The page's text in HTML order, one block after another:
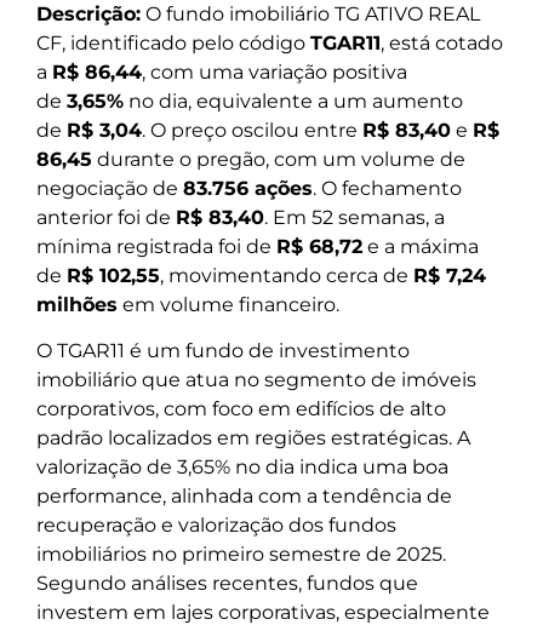
Descrição: O fundo imobiliário TG ATIVO REAL
CF, identificado pelo código TGAR11, está cotado
a R$ 86,44, com uma variação positiva
de 3,65% no dia, equivalente a um aumento
de R$ 3,04. O preço oscilou entre R$ 83,40 e R$
86,45 durante o pregão, com um volume de
negociação de 83.756 ações. O fechamento
anterior foi de R$ 83,40. Em 52 semanas, a
mínima registrada foi de R$ 68,72 e a máxima
de R$ 102,55, movimentando cerca de R$ 7,24
milhões em volume financeiro.
O TGAR11 é um fundo de investimento
imobiliário que atua no segmento de imóveis
corporativos, com foco em edifícios de alto
padrão localizados em regiões estratégicas. A
valorização de 3,65% no dia indica uma boa
performance, alinhada com a tendência de
recuperação e valorização dos fundos
imobiliários no primeiro semestre de 2025.
Segundo análises recentes, fundos que
investem em lajes corporativas, especialmente